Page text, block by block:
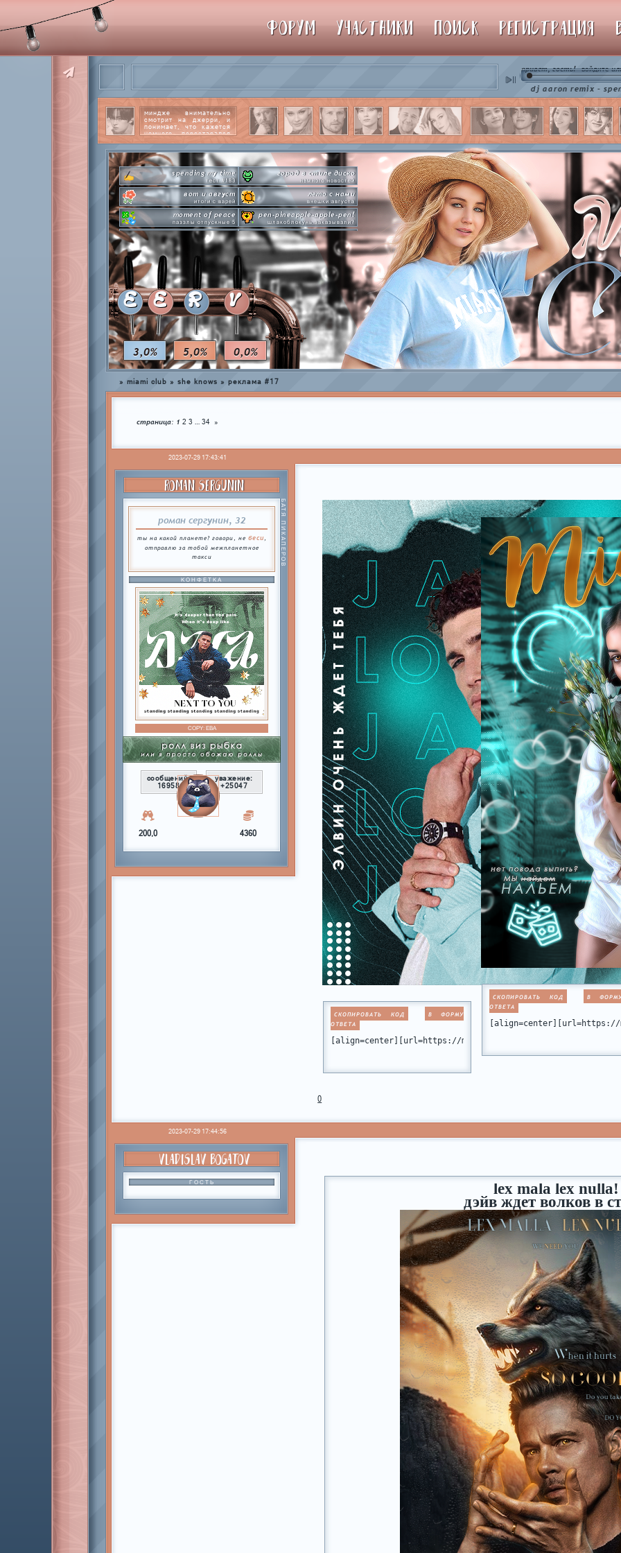
3,0% 5,0% 0,0%
♫ dj aaron remix - spencer hill
миндже внимательно
смотрит на джерри, и
понимает, что кажется
немного перестарался
далее
spending my time
тест #183
город в стиле диско
немного новостей
вот и август
итоги с варей
лето с нами
внешки августа
moment of peace
паззлы отпускные 5
pen-pineapple-apple-pen!
шлакоблокунь заказывали?
hot n cold
охлаждаемся в клабграмме
сделай это прямо сейчас
лупим пиньяту!
everyone's a star
покупаем звезды
time goes by so slowly
анаграммы на базе
private emotion
с днем эмоций #4
hot in herre
летняя стикер-пати туть
E E R V
ФОРУМ УЧАСТНИКИ ПОИСК РЕГИСТРАЦИЯ
привет, гость! войдите
» miami club » she knows » реклама #17
страница: 1 2 3 … 34 »
2023-07-29 17:43:41
ROMAN SERGUNIN
роман сергунин, 32
ты на какой планете? говори, не беси
отправлю за тобой межпланетное
такси
БАТЯ ПИКАПЕРОВ
КОНФЕТКА
COPY:ЕВА
сообщений:
16958
уважение:
+25047
200,0 4360
СКОПИРОВАТЬ КОД
В ФОРМУ
ОТВЕТА
[align=center][url=https://miamiclub.ru/
СКОПИРОВАТЬ КОД
В
ОТВЕТА
0
2023-07-29 17:44:56
VLADISLAV BOGATOV
ГОСТЬ lex mala lex nulla!
дэйв ждет волков в